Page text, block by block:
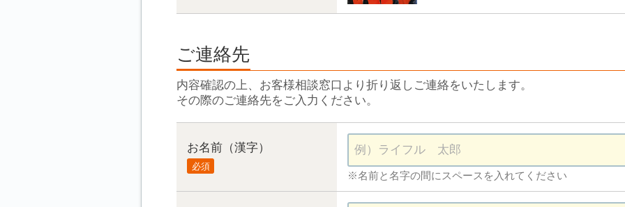
ご連絡先
内容確認の上、お客様相談窓口より折り返しご連絡をいたします。
その際のご連絡先をご入力ください。
お名前（漢字）
必須
※名前と名字の間にスペースを入れてください